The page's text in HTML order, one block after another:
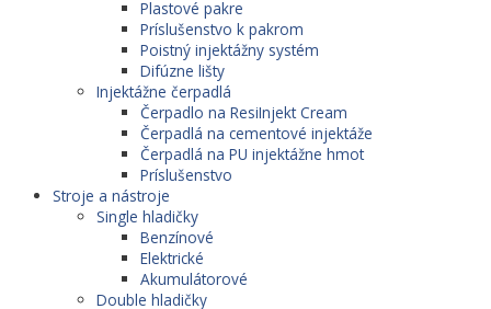
Plastové pakre
Príslušenstvo k pakrom
Poistný injektážny systém
Difúzne lišty
Injektážne čerpadlá
Čerpadlo na ResiInjekt Cream
Čerpadlá na cementové injektáže
Čerpadlá na PU injektážne hmot
Príslušenstvo
Stroje a nástroje
Single hladičky
Benzínové
Elektrické
Akumulátorové
Double hladičky